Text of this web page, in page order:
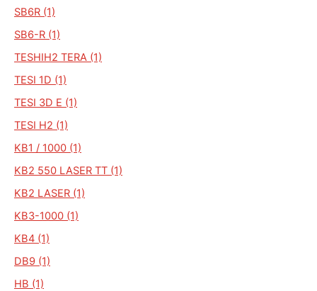
SB6R (1)
SB6-R (1)
TESHIH2 TERA (1)
TESI 1D (1)
TESI 3D E (1)
TESI H2 (1)
KB1 / 1000 (1)
KB2 550 LASER TT (1)
KB2 LASER (1)
KB3-1000 (1)
KB4 (1)
DB9 (1)
HB (1)